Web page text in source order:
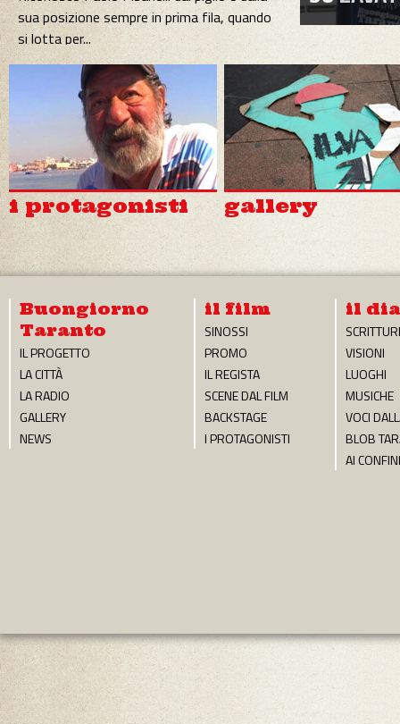
affetto e di rispetto per una città ferit...
A scuola di storia
contemporanea
Lo sguardo di uno studente di liceo sul
documentario Dedicato ai bambini di
Taranto, ma indirizzato ...
i protagonisti gallery
Buongiorno
Taranto
IL PROGETTO
LA CITTÀ
LA RADIO
GALLERY
NEWS
il film
SINOSSI
PROMO
IL REGISTA
SCENE DAL FILM
BACKSTAGE
I PROTAGONISTI
il
VISIONI
LUOGHI
MUSICHE
VOCI
BLOB
AI